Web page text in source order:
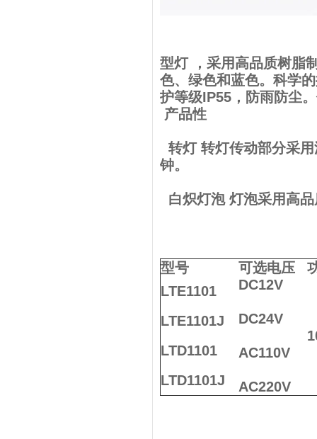
型灯 ，采用高品质树脂
色、绿色和蓝色。科学
护等级IP55，防雨防尘
产品性
转灯 转灯传动部分采
钟。
白炽灯泡 灯泡采用高
型号 可选电压
LTE1101
DC12V
DC24V
AC110V
AC220V
LTE1101J
LTD1101
LTD1101J